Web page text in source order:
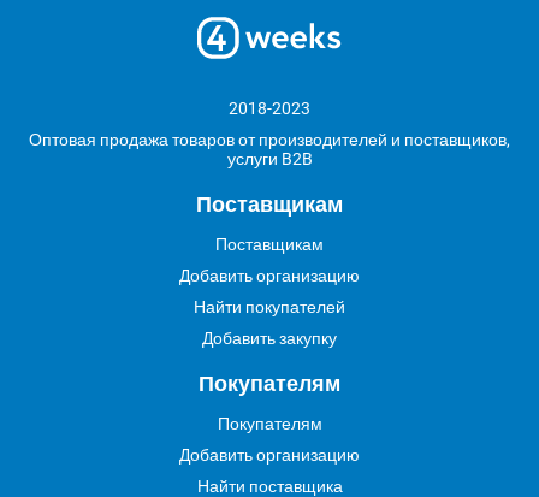
2018-2023
Оптовая продажа товаров от производителей и поставщиков,
услуги B2B
Поставщикам
Поставщикам
Добавить организацию
Найти покупателей
Добавить закупку
Покупателям
Покупателям
Добавить организацию
Найти поставщика